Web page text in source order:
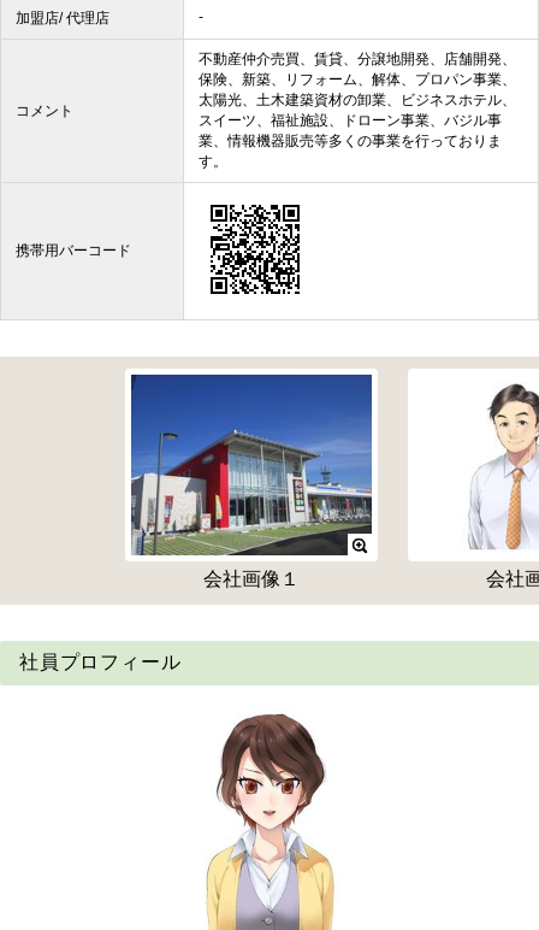
加盟店/ 代理店 -
コメント
不動産仲介売買、賃貸、分譲地開発、店舗開発、
保険、新築、リフォーム、解体、プロパン事業、
太陽光、土木建築資材の卸業、ビジネスホテル、
スイーツ、福祉施設、ドローン事業、バジル事
業、情報機器販売等多くの事業を行っておりま
す。
携帯用バーコード
会社画像１ 会社
社員プロフィール